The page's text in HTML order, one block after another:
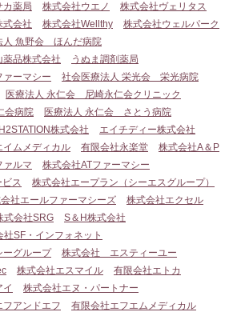
カ薬局 株式会社ウエノ
株式会社ヴェリタス
式会社 株式会社Wellthy
株式会社ウェルパーク
人 魚野会 ほんだ病院
薬品株式会社
うぬま調剤薬局
ァーマシー
社会医療法人 栄光会 栄光病院
医療法人 永仁会 尼崎永仁会クリニック
会病院
医療法人 永仁会 さとう病院
H2STATION株式会社
エイチディー株式会社
イムメディカル 有限会社永楽堂
株式会社A＆P
ァルマ
株式会社ATファーマシー
ス
株式会社エープラン（シーエスグループ）
社エールファーマシーズ
株式会社エクセル
式会社SRG
S＆H株式会社
社SF・インフォネット
ーグループ
株式会社 エスティーユー
株式会社エスマイル
有限会社エトカ
イ
株式会社エヌ・パートナー
フアンドエフ
有限会社エフエムメディカル